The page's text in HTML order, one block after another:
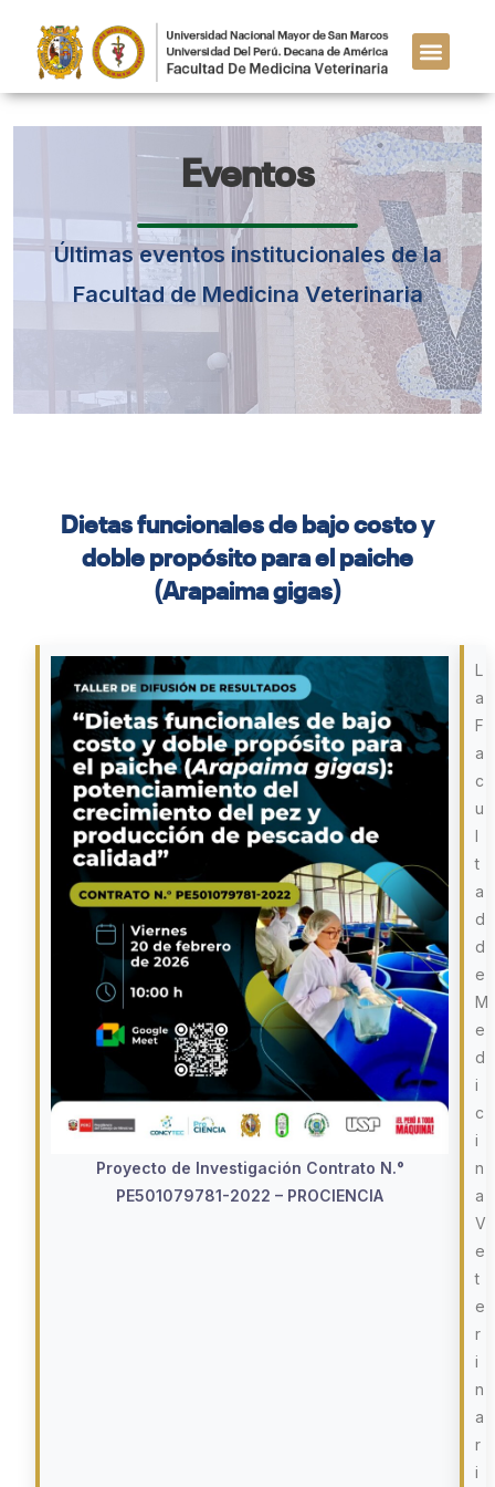
Eventos
Últimas eventos institucionales de la
Facultad de Medicina Veterinaria
Dietas funcionales de bajo costo y
doble propósito para el paiche
(Arapaima gigas)
Proyecto de Investigación Contrato N.°
PE501079781-2022 – PROCIENCIA
L
a
F
a
c
u
l
t
a
d
d
e
M
e
d
i
c
i
n
a
V
e
t
e
r
i
n
a
r
i